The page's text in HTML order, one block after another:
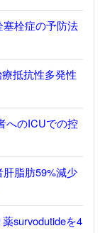
塞栓症の予防法
抵抗性多発性
へのICUでの控
肝脂肪59%減少
survodutideを4